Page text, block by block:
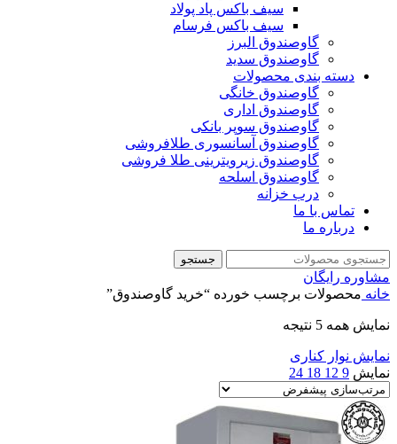
سیف باکس پاد پولاد
سیف باکس فرسام
گاوصندوق البرز
گاوصندوق سدید
دسته بندی محصولات
گاوصندوق خانگی
گاوصندوق اداری
گاوصندوق سوپر بانکی
گاوصندوق آسانسوری طلافروشی
گاوصندوق زیرویترینی طلا فروشی
گاوصندوق اسلحه
درب خزانه
تماس با ما
درباره ما
جستجو
مشاوره رایگان
خانه محصولات برچسب خورده “خرید گاوصندوق”
نمایش همه 5 نتیجه
نمایش نوار کناری
نمایش 9
12
18
24